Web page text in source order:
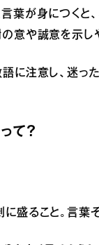
葉が身につくと
意や誠意を示し
に注意し、迷っ
て？
盛ること。言葉